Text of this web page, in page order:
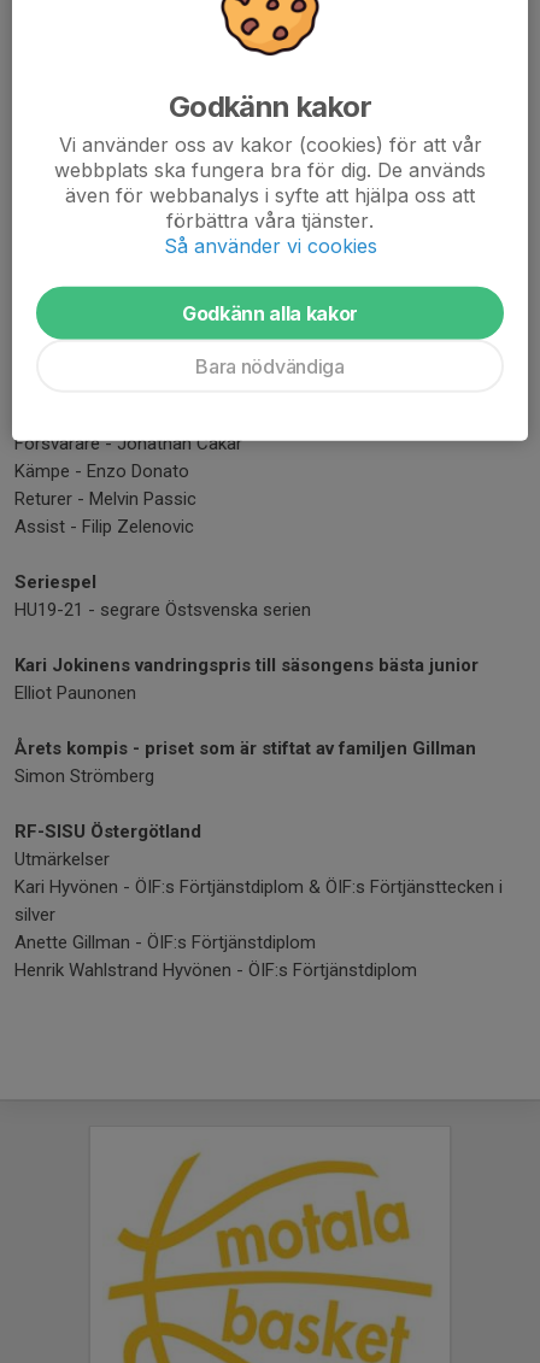
Årets glädjespridare - Migo Krikorian
Träningspris - Elliot Paunonen
Utveckling - Elliot Paunonen
Försvarare - Mio Ragnar
Kämpe - Gabriel Babekian
Returer - Maximus Wallberg
HU17-18
Årets glädjespridare - Dionconda Soukouna
Försvarare - Jonathan Cakar
Kämpe - Enzo Donato
Returer - Melvin Passic
Assist - Filip Zelenovic
Seriespel
HU19-21 - segrare Östsvenska serien
Kari Jokinens vandringspris till säsongens bästa junior
Elliot Paunonen
Årets kompis - priset som är stiftat av familjen Gillman
Simon Strömberg
RF-SISU Östergötland
Utmärkelser
Kari Hyvönen - ÖIF:s Förtjänstdiplom & ÖIF:s Förtjänsttecken i
silver
Anette Gillman - ÖIF:s Förtjänstdiplom
Henrik Wahlstrand Hyvönen - ÖIF:s Förtjänstdiplom
Godkänn kakor
Vi använder oss av kakor (cookies) för att vår
webbplats ska fungera bra för dig. De används
även för webbanalys i syfte att hjälpa oss att
förbättra våra tjänster.
Så använder vi cookies
Godkänn alla kakor
Bara nödvändiga